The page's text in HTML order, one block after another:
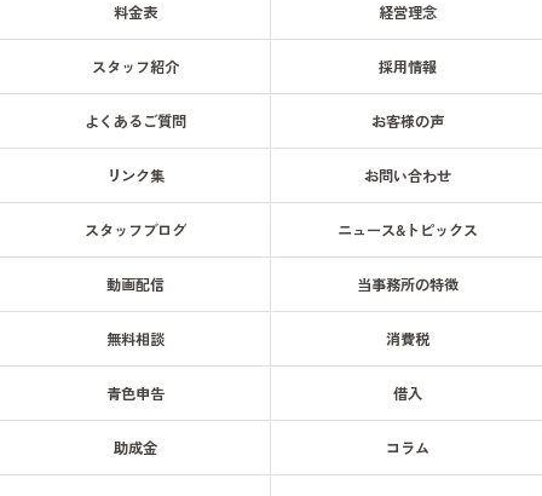
料金表 経営理念
スタッフ紹介 採用情報
よくあるご質問 お客様の声
リンク集 お問い合わせ
スタッフブログ ニュース&トピックス
動画配信 当事務所の特徴
無料相談 消費税
青色申告 借入
助成金 コラム